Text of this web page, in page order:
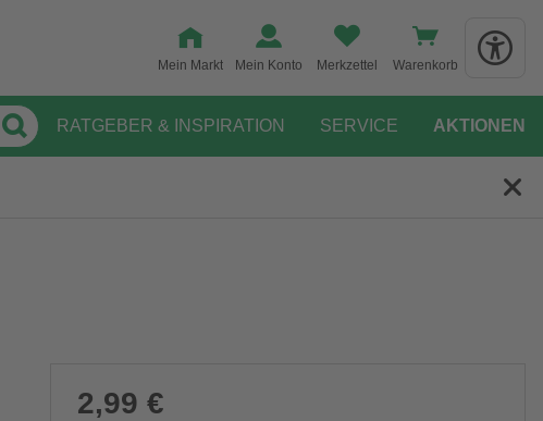
Mein Markt Mein Konto Merkzettel Warenkorb
RATGEBER & INSPIRATION SERVICE AKTIONEN
2,99 €